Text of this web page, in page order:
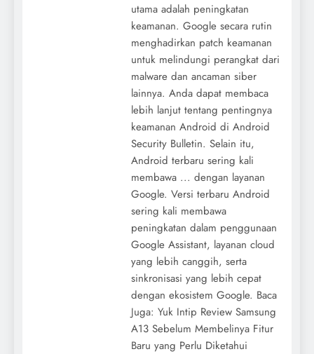
utama adalah peningkatan
keamanan. Google secara rutin
menghadirkan patch keamanan
untuk melindungi perangkat dari
malware dan ancaman siber
lainnya. Anda dapat membaca
lebih lanjut tentang pentingnya
keamanan Android di Android
Security Bulletin. Selain itu,
Android terbaru sering kali
membawa ... dengan layanan
Google. Versi terbaru Android
sering kali membawa
peningkatan dalam penggunaan
Google Assistant, layanan cloud
yang lebih canggih, serta
sinkronisasi yang lebih cepat
dengan ekosistem Google. Baca
Juga: Yuk Intip Review Samsung
A13 Sebelum Membelinya Fitur
Baru yang Perlu Diketahui